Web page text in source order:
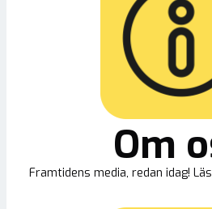
Om
Framtidens media, redan idag!